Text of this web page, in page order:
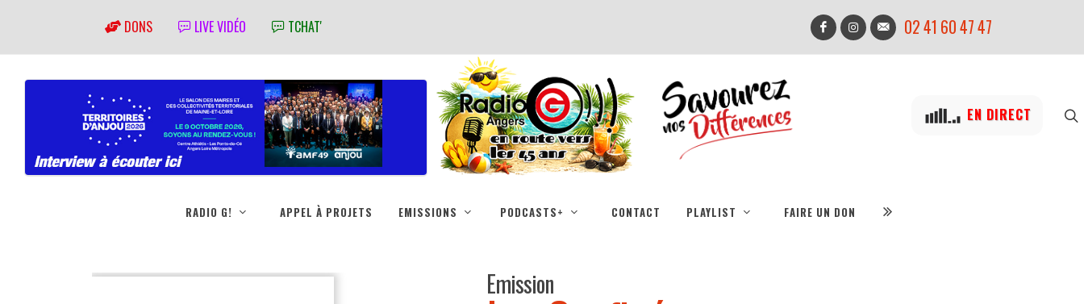
DONS LIVE VIDÉO TCHAT' 02 41 60 47 47
EN DIRECT
RADIO G! APPEL À PROJETS EMISSIONS PODCASTS+ CONTACT PLAYLIST FAIRE UN DON
Emission